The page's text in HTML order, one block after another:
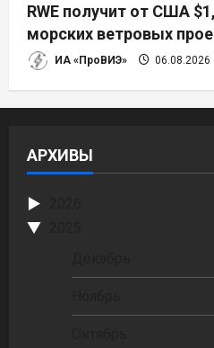
RWE получит от США
морских ветровых
ИА «ПроВИЭ» 06.08.2026
АРХИВЫ